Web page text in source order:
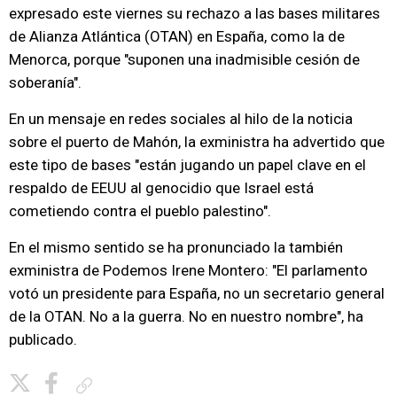
expresado este viernes su rechazo a las bases militares
de Alianza Atlántica (OTAN) en España, como la de
Menorca, porque "suponen una inadmisible cesión de
soberanía".
En un mensaje en redes sociales al hilo de la noticia
sobre el puerto de Mahón, la exministra ha advertido que
este tipo de bases "están jugando un papel clave en el
respaldo de EEUU al genocidio que Israel está
cometiendo contra el pueblo palestino".
En el mismo sentido se ha pronunciado la también
exministra de Podemos Irene Montero: "El parlamento
votó un presidente para España, no un secretario general
de la OTAN. No a la guerra. No en nuestro nombre", ha
publicado.